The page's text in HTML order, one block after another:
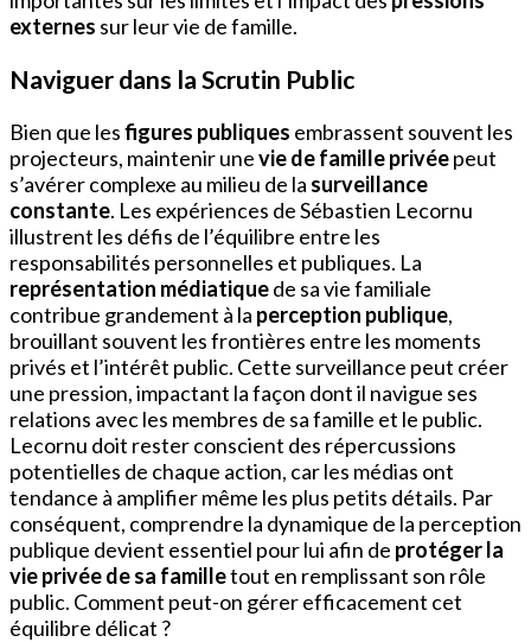
externes sur leur vie de famille.
Naviguer dans la Scrutin Public
Bien que lesfigures publiques embrassent souvent les
projecteurs, maintenir unevie de famille privéepeut
s’avérer complexe au milieu de la surveillance
constante. Les expériences de Sébastien Lecornu
illustrent les défis de l’équilibre entre les
responsabilités personnelles et publiques. La
représentation médiatiquede sa vie familiale
contribue grandement à la perception publique,
brouillant souvent les frontières entre les moments
privés et l’intérêt public. Cette surveillance peut créer
une pression, impactant la façon dont il navigue ses
relations avec les membres de sa famille et le public.
Lecornu doit rester conscient des répercussions
potentielles de chaque action, car les médias ont
tendance à amplifier même les plus petits détails. Par
conséquent, comprendre la dynamique de la perception
publique devient essentiel pour lui afin de protéger la
vie privée de sa familletout en remplissant son rôle
public. Comment peut-on gérer efficacement cet
équilibre délicat ?